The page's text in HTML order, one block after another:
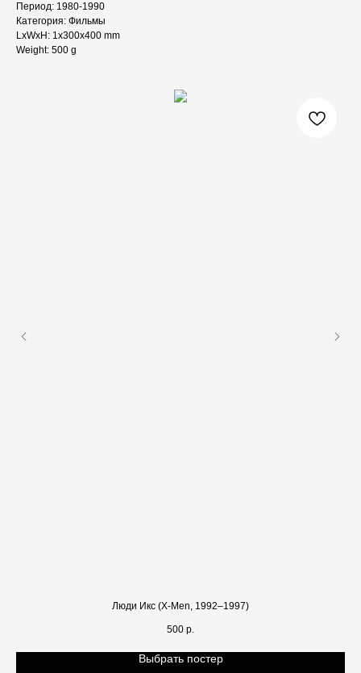
Период: 1980-1990
Категория: Фильмы
LxWxH: 1x300x400 mm
Weight: 500 g
Люди Икс (X-Men, 1992–1997)
500 р.
Выбрать постер